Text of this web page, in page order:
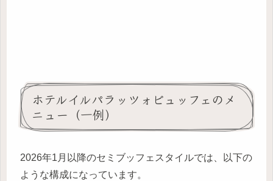
ホテルイルパラッツォビュッフェのメ
ニュー（一例）
2026年1月以降のセミブッフェスタイルでは、以下の
ような構成になっています。